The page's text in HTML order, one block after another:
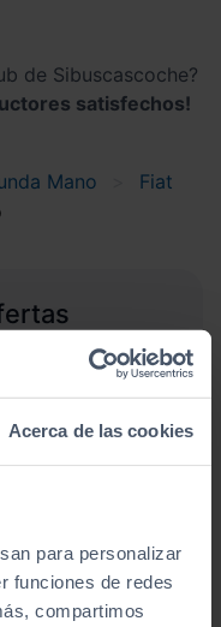
Acerca de las cookies
para personalizar
funciones de redes
compartimos
de Sibuscascoche?
satisfechos!
Mano
Fiat
el primero en
de privacidad.